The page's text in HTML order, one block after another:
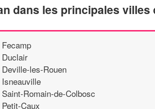
dans les principales villes
Fecamp
Duclair
Deville-les-Rouen
Isneauville
Saint-Romain-de-Colbosc
Petit-Caux